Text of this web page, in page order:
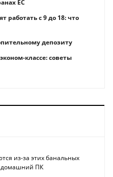
ЕС
работать с 9 до 18: что
депозиту
классе: советы
из-за этих банальных
домашний ПК